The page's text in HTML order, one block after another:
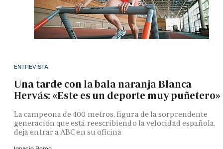
ENTREVISTA
Una tarde con la bala naranja Blanca
Hervás: «Este es un deporte muy puñetero»
La campeona de 400 metros, figura de la sorprendente
generación que está reescribiendo la velocidad española,
deja entrar a ABC en su oficina